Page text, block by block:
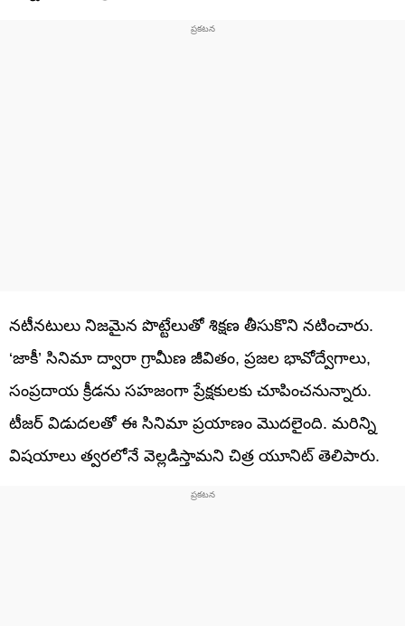
నటీనటులు నిజమైన పొట్టేలుతో శిక్షణ తీసుకొని నటించారు.
‘జాకీ’ సినిమా ద్వారా గ్రామీణ జీవితం, ప్రజల భావోద్వేగాలు,
సంప్రదాయ క్రీడను సహజంగా ప్రేక్షకులకు చూపించనున్నారు.
టీజర్ విడుదలతో ఈ సినిమా ప్రయాణం మొదలైంది. మరిన్ని
విషయాలు త్వరలోనే వెల్లడిస్తామని చిత్ర యూనిట్ తెలిపారు.